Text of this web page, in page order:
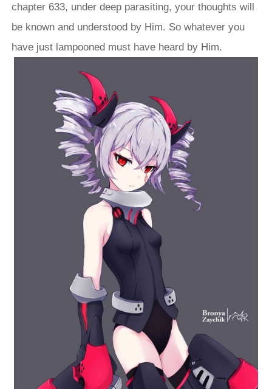
chapter 633, under deep parasiting, your thoughts will
be known and understood by Him. So whatever you
have just lampooned must have heard by Him.